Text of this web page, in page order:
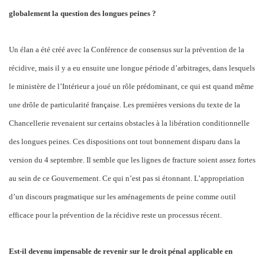
globalement la question des longues peines ?
Un élan a été créé avec la Conférence de consensus sur la prévention de la
récidive, mais il y a eu ensuite une longue période d’arbitrages, dans lesquels
le ministère de l’Intérieur a joué un rôle prédominant, ce qui est quand même
une drôle de particularité française. Les premières versions du texte de la
Chancellerie revenaient sur certains obstacles à la libération conditionnelle
des longues peines. Ces dispositions ont tout bonnement disparu dans la
version du 4 septembre. Il semble que les lignes de fracture soient assez fortes
au sein de ce Gouvernement. Ce qui n’est pas si étonnant. L’appropriation
d’un discours pragmatique sur les aménagements de peine comme outil
efficace pour la prévention de la récidive reste un processus récent.
Est-il devenu impensable de revenir sur le droit pénal applicable en